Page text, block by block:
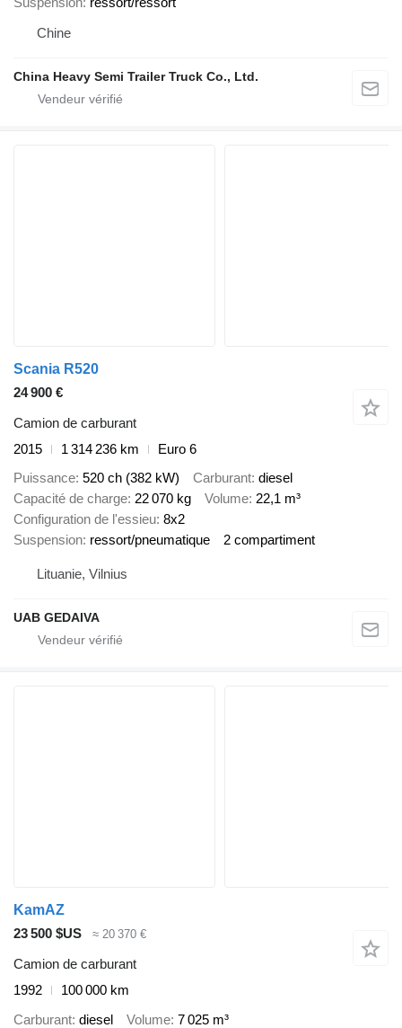
Chine
China Heavy Semi Trailer Truck Co., Ltd.
Scania R520
24 900 €
Camion de carburant
2015
1 314 236 km
Euro 6
Puissance 520 ch (382 kW) Carburant diesel
Capacité de charge 22 070 kg Volume 22,1 m³
Configuration de l'essieu 8x2
Suspension ressort/pneumatique 2 compartiment
Lituanie, Vilnius
UAB GEDAIVA
KamAZ
23 500 $US
≈ 20 370 €
Camion de carburant
1992
100 000 km
Carburant diesel Volume 7 025 m³